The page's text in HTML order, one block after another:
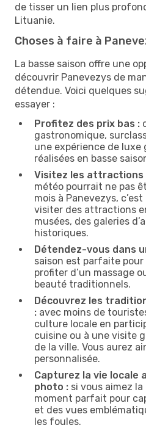
de tisser un lien plus
Lituanie.
Choses à faire à
La basse saison offre une
découvrir Panevezys de
détendue. Voici quelques
essayer :
Profitez des prix bas :
gastronomique,
une expérience de luxe
réalisées en basse
Visitez les attractions
météo pourrait ne pas
mois à Panevezys,
visiter des attractions
musées, des galeries
historiques.
Détendez-vous dans
saison est parfaite pour
profiter d’un massage
beauté traditionnels.
Découvrez les
: avec moins de
culture locale en
cuisine ou à une visite
de la ville. Vous aurez
personnalisée.
Capturez la vie locale
photo : si vous aimez
moment parfait pour
et des vues
les foules.